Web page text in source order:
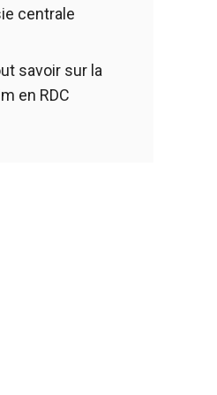
centrale
savoir sur la
en RDC